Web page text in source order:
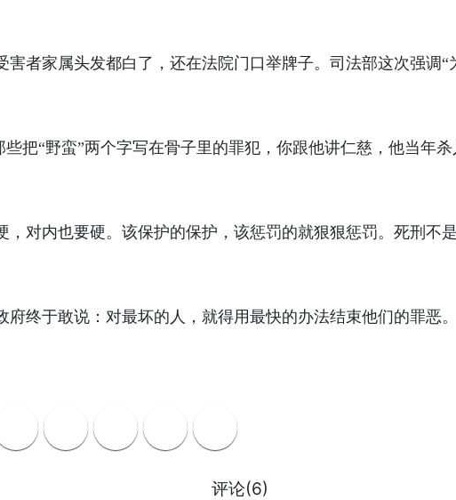
者家属头发都白了，还在法院门口举牌子。司法部这次强调“
把“野蛮”两个字写在骨子里的罪犯，你跟他讲仁慈，他当年
对内也要硬。该保护的保护，该惩罚的就狠狠惩罚。死刑不
终于敢说：对最坏的人，就得用最快的办法结束他们的罪恶。
评论(6)